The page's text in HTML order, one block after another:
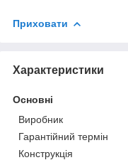
Приховати
Характеристики
Основні
Виробник
Гарантійний термін
Конструкція